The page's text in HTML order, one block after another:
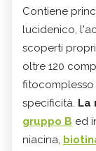
Contiene
lucidenico,
scoperti
oltre 120
specificità. La
gruppo B ed
niacina,